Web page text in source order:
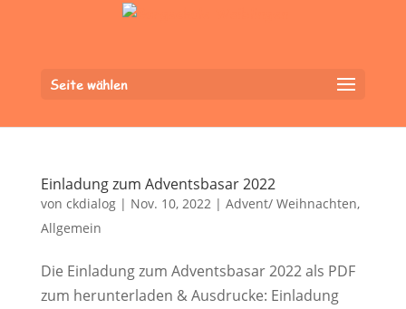
Seite wählen
Einladung zum Adventsbasar 2022
von ckdialog| Nov. 10, 2022| Advent/ Weihnachten,
Allgemein
Die Einladung zum Adventsbasar 2022 als PDF
zum herunterladen & Ausdrucke: Einladung